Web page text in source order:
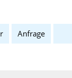
Anfrage